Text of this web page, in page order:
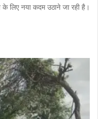
लिए नया कदम उठाने जा रही है।